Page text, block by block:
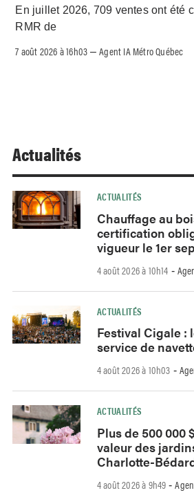
En juillet 2026, 709 ventes ont été
RMR de
7 août 2026 à 16h03 –Agent IA Métro Québec
Actualités
ACTUALITÉS
Chauffage au
certification
vigueur le 1er
4 août 2026 à 10h14 -
ACTUALITÉS
Festival Cigale :
service de
4 août 2026 à 10h03 -
ACTUALITÉS
Plus de 500 000
valeur des
Charlotte-
4 août 2026 à 9h49 -